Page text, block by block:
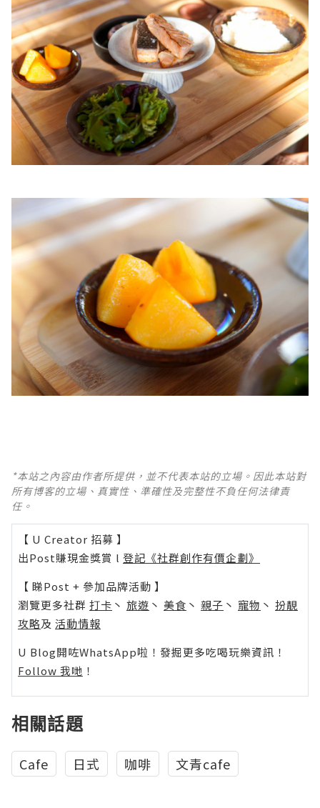
*本站之內容由作者所提供，並不代表本站的立場。因此本站對
所有博客的立場、真實性、準確性及完整性不負任何法律責
任。
【 U Creator 招募 】
出Post賺現金獎賞 l 登記《社群創作有價企劃》
【 睇Post + 參加品牌活動 】
瀏覽更多社群 打卡 丶 旅遊 丶 美食 丶 親子 丶 寵物 丶 扮靚
攻略及 活動情報
U Blog開咗WhatsApp啦！發掘更多吃喝玩樂資訊！
Follow 我哋 ！
相關話題
Cafe 日式 咖啡 文青cafe